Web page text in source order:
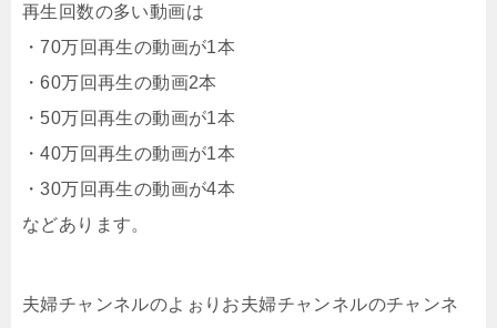
再生回数の多い動画は
・70万回再生の動画が1本
・60万回再生の動画2本
・50万回再生の動画が1本
・40万回再生の動画が1本
・30万回再生の動画が4本
などあります。
夫婦チャンネルのよぉりお夫婦チャンネルのチャンネ